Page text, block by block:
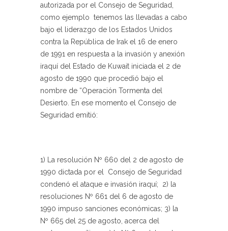
autorizada por el Consejo de Seguridad,
como ejemplo tenemos las llevadas a cabo
bajo el liderazgo de los Estados Unidos
contra la República de Irak el 16 de enero
de 1991 en respuesta a la invasión y anexión
iraquí del Estado de Kuwait iniciada el 2 de
agosto de 1990 que procedió bajo el
nombre de “Operación Tormenta del
Desierto. En ese momento el Consejo de
Seguridad emitió:
1) La resolución Nº 660 del 2 de agosto de
1990 dictada por el Consejo de Seguridad
condenó el ataque e invasión iraquí; 2) la
resoluciones Nº 661 del 6 de agosto de
1990 impuso sanciones económicas; 3) la
Nº 665 del 25 de agosto, acerca del